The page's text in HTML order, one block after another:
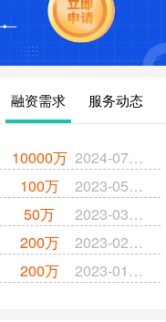
融资需求 服务动态
10000万
2024-07-31
100万
2023-05-06
50万
2023-03-06
200万
2023-02-26
200万 2023-01-30